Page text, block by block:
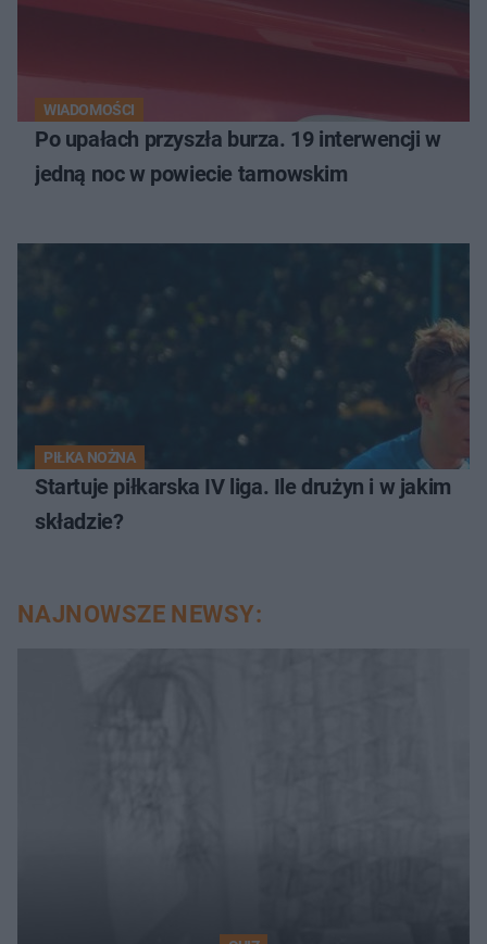
WIADOMOŚCI
Po upałach przyszła burza. 19 interwencji w
jedną noc w powiecie tarnowskim
PIŁKA NOŻNA
Startuje piłkarska IV liga. Ile drużyn i w jakim
składzie?
NAJNOWSZE NEWSY: